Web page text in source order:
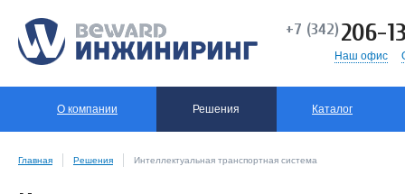
+7 (342)206-
Наш офис
О компании Решения Каталог
Главная Решения Интеллектуальная транспортная система